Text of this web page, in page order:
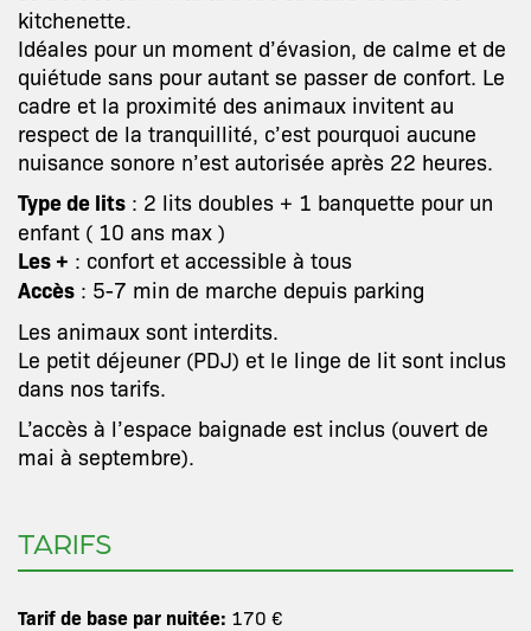
kitchenette.
Idéales pour un moment d’évasion, de calme et de
quiétude sans pour autant se passer de confort. Le
cadre et la proximité des animaux invitent au
respect de la tranquillité, c’est pourquoi aucune
nuisance sonore n’est autorisée après 22 heures.
Type de lits : 2 lits doubles + 1 banquette pour un
enfant ( 10 ans max )
Les + : confort et accessible à tous
Accès : 5-7 min de marche depuis parking
Les animaux sont interdits.
Le petit déjeuner (PDJ) et le linge de lit sont inclus
dans nos tarifs.
L’accès à l’espace baignade est inclus (ouvert de
mai à septembre).
TARIFS
Tarif de base par nuitée: 170 €